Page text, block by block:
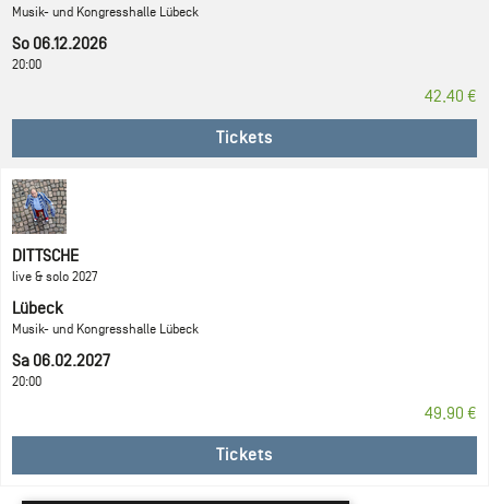
Musik- und Kongresshalle Lübeck
So 06.12.2026
20:00
42,40 €
Tickets
DITTSCHE
live & solo 2027
Lübeck
Musik- und Kongresshalle Lübeck
Sa 06.02.2027
20:00
49,90 €
Tickets